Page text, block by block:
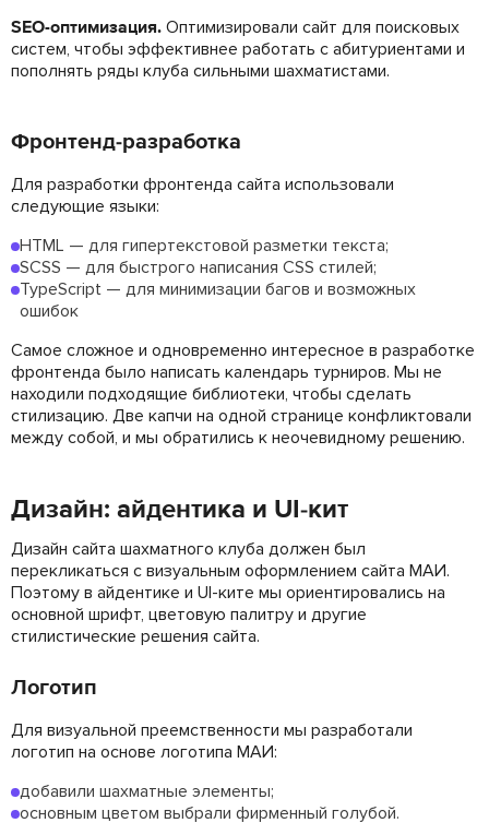
SEO-оптимизация. Оптимизировали сайт для поисковых
систем, чтобы эффективнее работать с абитуриентами и
пополнять ряды клуба сильными шахматистами.
Фронтенд-разработка
Для разработки фронтенда сайта использовали
следующие языки:
HTML — для гипертекстовой разметки текста;
SCSS — для быстрого напиcания CSS стилей;
TypeScript — для минимизации багов и возможных
ошибок
Самое сложное и одновременно интересное в разработке
фронтенда было написать календарь турниров. Мы не
находили подходящие библиотеки, чтобы сделать
стилизацию. Две капчи на одной странице конфликтовали
между собой, и мы обратились к неочевидному решению.
Дизайн: айдентика и UI-кит
Дизайн сайта шахматного клуба должен был
перекликаться с визуальным оформлением сайта МАИ.
Поэтому в айдентике и UI-ките мы ориентировались на
основной шрифт, цветовую палитру и другие
стилистические решения сайта.
Логотип
Для визуальной преемственности мы разработали
логотип на основе логотипа МАИ:
добавили шахматные элементы;
основным цветом выбрали фирменный голубой.